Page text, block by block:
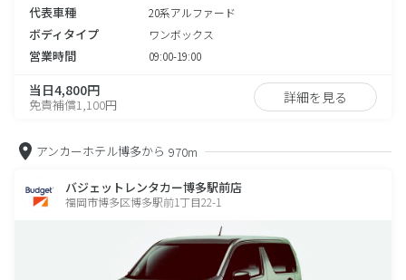
代表車種 20系アルファード
ボディタイプ ワンボックス
営業時間 09:00-19:00
当日4,800円
免責補償1,100円 詳細を見る
アンカーホテル博多から 970m
バジェットレンタカー博多駅前店
福岡市博多区博多駅前1丁目22-1